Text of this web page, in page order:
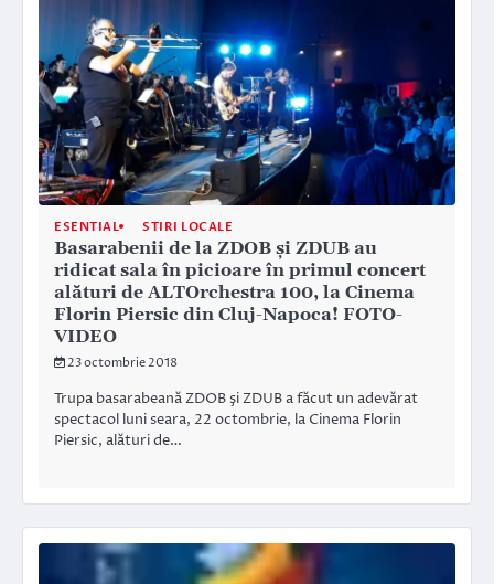
ESENTIAL STIRI LOCALE
Basarabenii de la ZDOB şi ZDUB au
ridicat sala în picioare în primul concert
alături de ALTOrchestra 100, la Cinema
Florin Piersic din Cluj-Napoca! FOTO-
VIDEO
23 octombrie 2018
Trupa basarabeană ZDOB şi ZDUB a făcut un adevărat
spectacol luni seara, 22 octombrie, la Cinema Florin
Piersic, alături de…